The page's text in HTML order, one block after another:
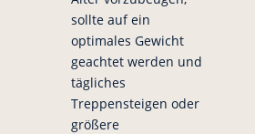
sollte auf ein
optimales Gewicht
geachtet werden und
tägliches
Treppensteigen oder
größere